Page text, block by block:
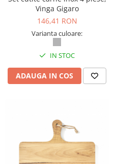
Vinga Gigaro
146,41 RON
Varianta culoare:
IN STOC
ADAUGA IN COS